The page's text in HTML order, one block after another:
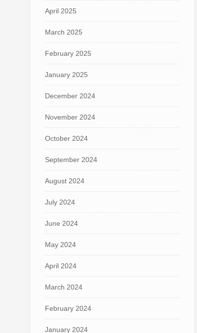
April 2025
March 2025
February 2025
January 2025
December 2024
November 2024
October 2024
September 2024
August 2024
July 2024
June 2024
May 2024
April 2024
March 2024
February 2024
January 2024